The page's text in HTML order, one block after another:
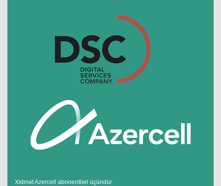
Xidmət Azercell abonentləri üçündür.